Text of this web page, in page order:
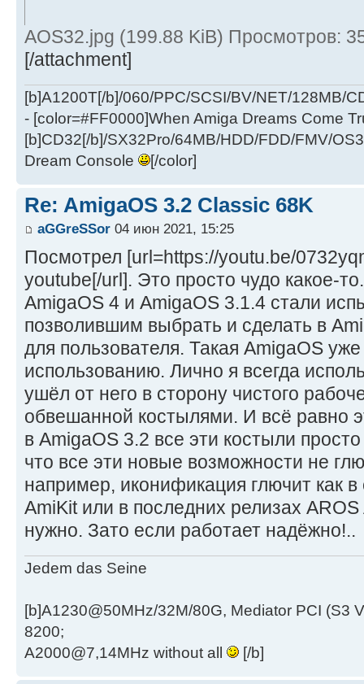
AOS32.jpg (199.88 KiB) Просмотров:
[/attachment]
[b]A1200T[/b]/060/PPC/SCSI/BV/NET/128MB/
- [color=#FF0000]When Amiga Dreams Come
[b]CD32[/b]/SX32Pro/64MB/HDD/FDD/FMV/
Dream Console
[/color]
Re: AmigaOS 3.2 Classic 68K
aGGreSSor 04 июн 2021, 15:25
Посмотрел [url=https://youtu.be/
youtube[/url]. Это просто чудо какое-
AmigaOS 4 и AmigaOS 3.1.4 стали
позволившим выбрать и сделать в
для пользователя. Такая AmigaOS уже
использованию. Лично я всегда
ушёл от него в сторону чистого
обвешанной костылями. И всё равно
в AmigaOS 3.2 все эти костыли
что все эти новые возможности не
например, иконификация глючит как
AmiKit или в последних релизах
нужно. Зато если работает надёжно!..
Jedem das Seine
[b]A1230@50MHz/32M/80G, Mediator PCI (S3
8200;
A2000@7,14MHz without all
[/b]